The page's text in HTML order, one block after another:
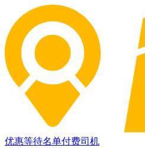
优惠等待名单付费司机